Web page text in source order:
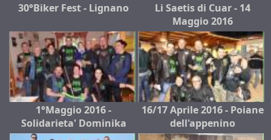
30°Biker Fest - Lignano
Li Saetis di Cuar - 14
Maggio 2016
1°Maggio 2016 -
Solidarieta' Dominika
16/17 Aprile 2016 - Poiane
dell'appenino